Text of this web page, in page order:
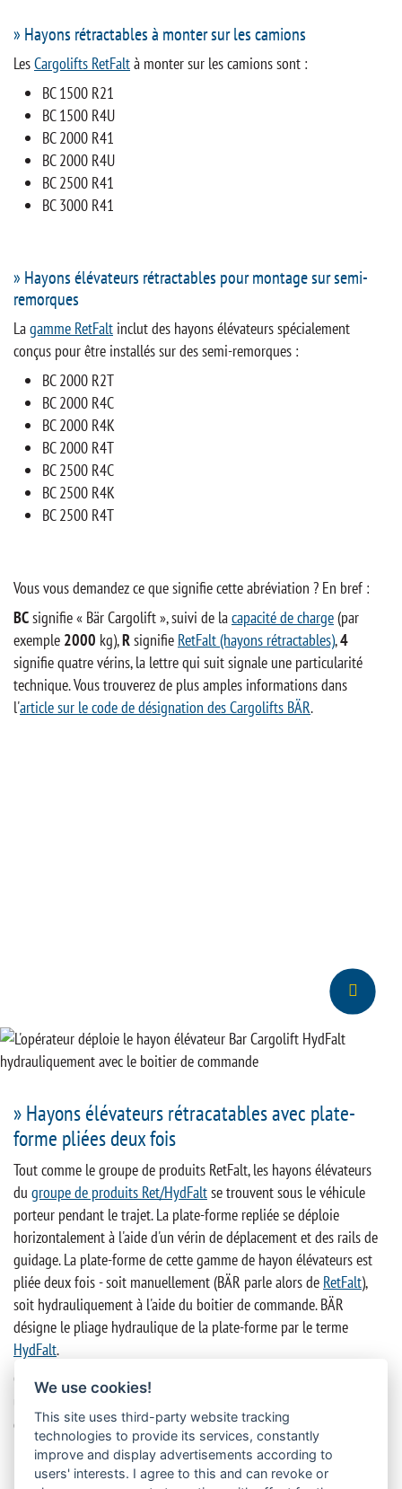
» Hayons rétractables à monter sur les camions
LesCargolifts RetFaltà monter sur les camions sont :
BC 1500 R21
BC 1500 R4U
BC 2000 R41
BC 2000 R4U
BC 2500 R41
BC 3000 R41
» Hayons élévateurs rétractables pour montage sur semi-
remorques
Lagamme RetFalt inclut des hayons élévateurs spécialement
conçus pour être installés sur des semi-remorques :
BC 2000 R2T
BC 2000 R4C
BC 2000 R4K
BC 2000 R4T
BC 2500 R4C
BC 2500 R4K
BC 2500 R4T
Vous vous demandez ce que signifie cette abréviation ? En bref :
BCsignifie « Bär Cargolift », suivi de lacapacité de charge(par
exemple 2000 kg),Rsignifie RetFalt (hayons rétractables),4
signifie quatre vérins, la lettre qui suit signale une particularité
technique. Vous trouverez de plus amples informations dans
l'article sur le code de désignation des Cargolifts BÄR.
» Hayons élévateurs rétracatables avec plate-
forme pliées deux fois
Tout comme le groupe de produits RetFalt, les hayons élévateurs
du groupe de produits Ret/HydFaltse trouvent sous le véhicule
porteur pendant le trajet. La plate-forme repliée se déploie
horizontalement à l'aide d'un vérin de déplacement et des rails de
guidage. La plate-forme de cette gamme de hayon élévateurs est
pliée deux fois - soit manuellement (BÄR parle alors de RetFalt),
soit hydrauliquement à l'aide du boitier de commande. BÄR
désigne le pliage hydraulique de la plate-forme par le terme
HydFalt.
Comparé aux hayons élévateurs RetFalt avec une plateforme pliée
une fois, les hayons Ret/HydFalt
donc un porte-à-faux moins important, c'est-à-dire moins d'espace
libre à l'arrière du véhicule. En revanche, le double pliage de la
plate-forme implique des manipulations supplémentaires lors de
We use cookies!
This site uses third-party website tracking
technologies to provide its services, constantly
improve and display advertisements according to
users' interests. I agree to this and can revoke or